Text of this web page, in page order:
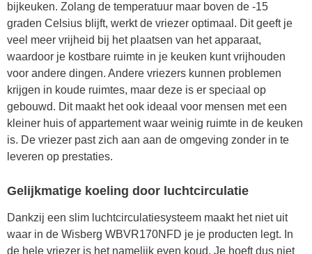
bijkeuken. Zolang de temperatuur maar boven de -15
graden Celsius blijft, werkt de vriezer optimaal. Dit geeft je
veel meer vrijheid bij het plaatsen van het apparaat,
waardoor je kostbare ruimte in je keuken kunt vrijhouden
voor andere dingen. Andere vriezers kunnen problemen
krijgen in koude ruimtes, maar deze is er speciaal op
gebouwd. Dit maakt het ook ideaal voor mensen met een
kleiner huis of appartement waar weinig ruimte in de keuken
is. De vriezer past zich aan aan de omgeving zonder in te
leveren op prestaties.
Gelijkmatige koeling door luchtcirculatie
Dankzij een slim luchtcirculatiesysteem maakt het niet uit
waar in de Wisberg WBVR170NFD je je producten legt. In
de hele vriezer is het namelijk even koud. Je hoeft dus niet